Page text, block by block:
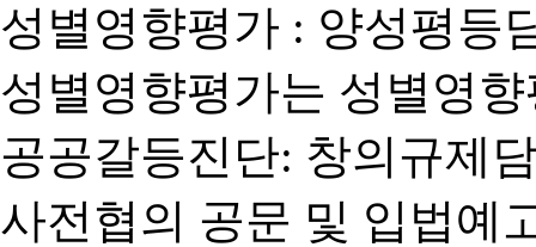
성별영향평가 : 양성평등
성별영향평가는 성별영
공공갈등진단: 창의규제
사전협의 공문 및 입법예